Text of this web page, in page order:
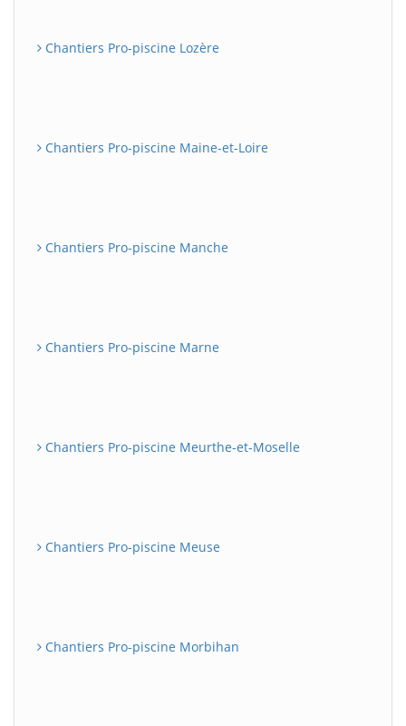
Chantiers Pro-piscine Lozère
Chantiers Pro-piscine Maine-et-Loire
Chantiers Pro-piscine Manche
Chantiers Pro-piscine Marne
Chantiers Pro-piscine Meurthe-et-Moselle
Chantiers Pro-piscine Meuse
Chantiers Pro-piscine Morbihan